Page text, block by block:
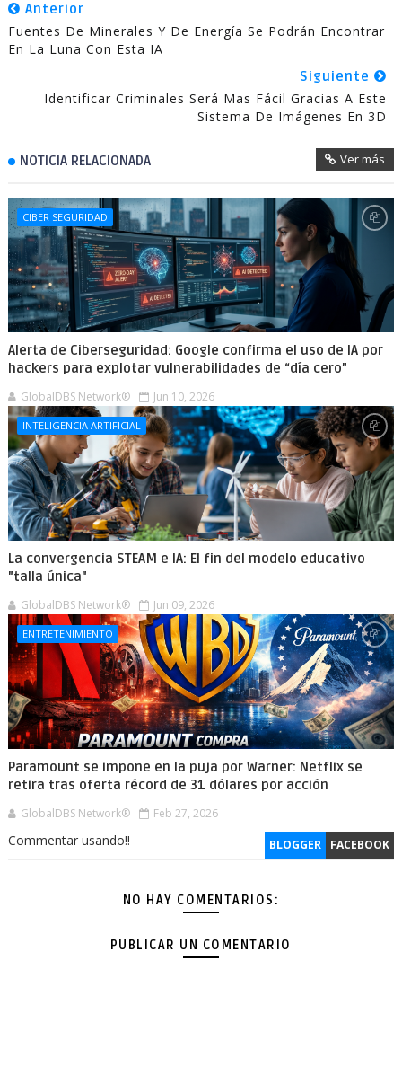
Anterior
Fuentes De Minerales Y De Energía Se Podrán Encontrar
En La Luna Con Esta IA
Siguiente
Identificar Criminales Será Mas Fácil Gracias A Este
Sistema De Imágenes En 3D
NOTICIA RELACIONADA Ver más
CIBER SEGURIDAD
Alerta de Ciberseguridad: Google confirma el uso de IA por
hackers para explotar vulnerabilidades de “día cero”
GlobalDBS Network® Jun 10, 2026
INTELIGENCIA ARTIFICIAL
La convergencia STEAM e IA: El fin del modelo educativo
"talla única"
GlobalDBS Network® Jun 09, 2026
ENTRETENIMIENTO
Paramount se impone en la puja por Warner: Netflix se
retira tras oferta récord de 31 dólares por acción
GlobalDBS Network® Feb 27, 2026
BLOGGER FACEBOOK
Commentar usando!!
NO HAY COMENTARIOS:
PUBLICAR UN COMENTARIO